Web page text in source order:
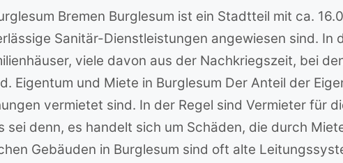
Bremen Burglesum ist ein Stadtteil mit ca.
Sanitär-Dienstleistungen angewiesen sind. In
viele davon aus der Nachkriegszeit, bei
Eigentum und Miete in Burglesum Der Anteil der
vermietet sind. In der Regel sind Vermieter für
denn, es handelt sich um Schäden, die durch
Gebäuden in Burglesum sind oft alte